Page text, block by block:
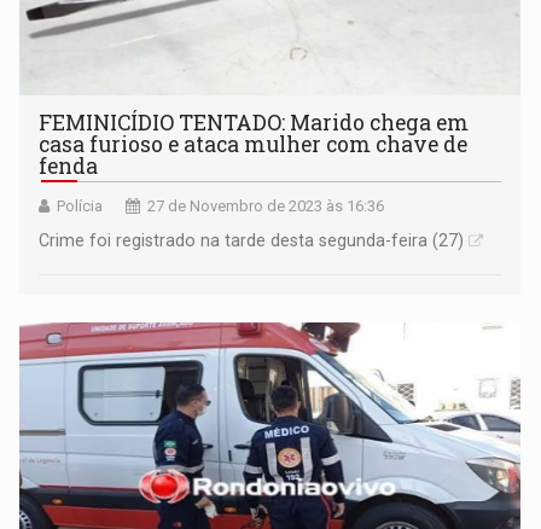
FEMINICÍDIO TENTADO: Marido chega em
casa furioso e ataca mulher com chave de
fenda
Polícia 27 de Novembro de 2023 às 16:36
Crime foi registrado na tarde desta segunda-feira (27)